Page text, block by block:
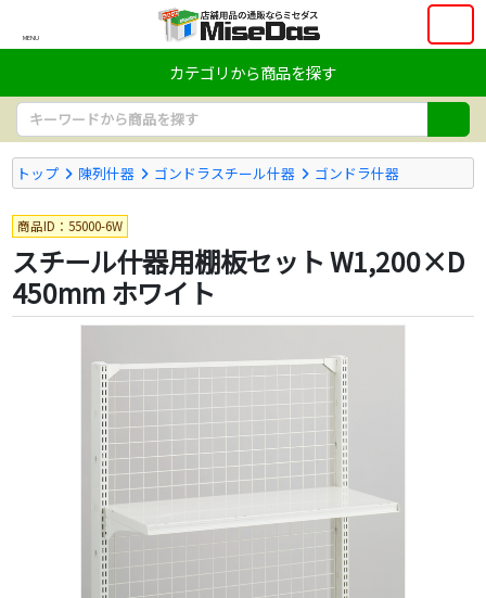
MENU
カテゴリから商品を探す
トップ 陳列什器 ゴンドラスチール什器 ゴンドラ什器
商品ID：55000-6W
スチール什器用棚板セット W1,200×D
450mm ホワイト